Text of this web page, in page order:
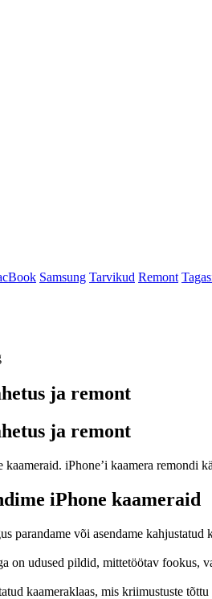
Samsung Tarvikud Remont
ja remont
ja remont
kaameraid. iPhone’i kaamera remondi
iPhone kaameraid
parandame või asendame
on udused pildid, mittetöötav fookus,
kaameraklaas, mis kriimustuste